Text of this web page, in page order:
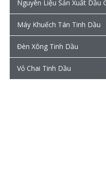
Nguyên Liệu Sản Xuất Dầu
Máy Khuếch Tán Tinh Dầu
Đèn Xông Tinh Dầu
Vỏ Chai Tinh Dầu